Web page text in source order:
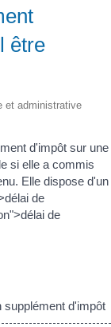
être
et administrative
d'impôt sur une
si elle a commis
Elle dispose d'un
de
de
d'impôt